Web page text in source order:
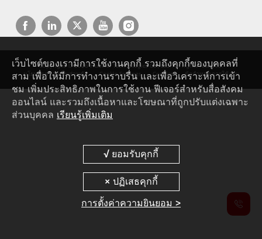
Copyright © 2026 Huawei Technologies Co., Ltd. All rights reserved.
นโยบายความเป็นส่วนตัว
Cookie Settings Cookies ข้อกำหนดการใช้งาน
เว็บไซต์ของเรามีการใช้งานคุกกี้ รวมถึงคุกกี้ของบุคคลที่
สาม เพื่อให้มีการทำงานราบรื่น และเพื่อวิเคราะห์การเข้า
ชม เพิ่มประสิทธิภาพในการใช้งาน ฟีเจอร์สำหรับสื่อสังคม
ออนไลน์ และรวมถึงเนื้อหาและโฆษณาที่ถูกปรับแต่งเฉพาะ
ส่วนบุคคล เรียนรู้เพิ่มเติม
การตั้งค่าความยินยอม >